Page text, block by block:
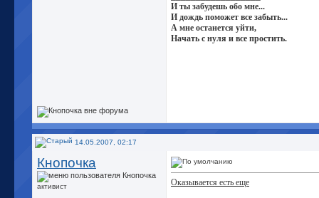
И ты забудешь обо мне...
И дождь поможет все забыть...
А мне останется уйти,
Начать с нуля и все простить.
14.05.2007, 02:17
Кнопочка
активист Оказывается есть еще